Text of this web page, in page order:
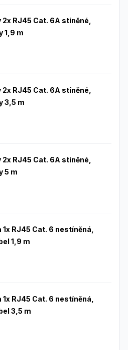
RJ45 Cat. 6A stíněné,
1,9 m
RJ45 Cat. 6A stíněné,
3,5 m
RJ45 Cat. 6A stíněné,
5 m
RJ45 Cat. 6 nestíněná,
1,9 m
RJ45 Cat. 6 nestíněná,
3,5 m